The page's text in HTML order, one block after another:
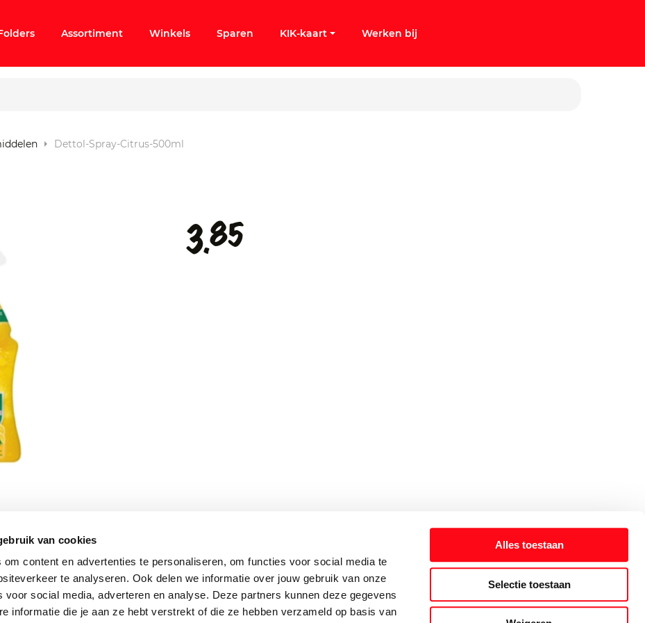
van cookies
om content en advertenties te personaliseren, om functies voor social media te
te analyseren. Ook delen we informatie over jouw gebruik van onze
voor social media, adverteren en analyse. Deze partners kunnen deze gegevens
informatie die je aan ze hebt verstrekt of die ze hebben verzameld op basis van
Alles toestaan
Selectie toestaan
vergeten
Assortiment Winkels Sparen KIK-kaart Werken bij
Dettol-Spray-Citrus-500ml
3.85
nieuwsbrief